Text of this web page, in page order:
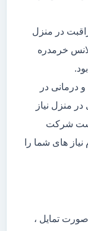
در منزل
خرمدره
درمانی در
منزل نیاز
است شرکت
های شما را
تمایل ،